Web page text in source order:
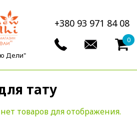
Дели"
+380 93 971 84 08
0
тату
товаров для отображения.